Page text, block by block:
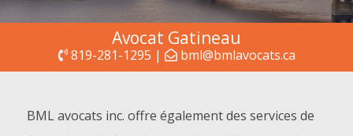
Avocat Gatineau
819-281-1295 | bml@bmlavocats.ca
BML avocats inc. offre également des services de